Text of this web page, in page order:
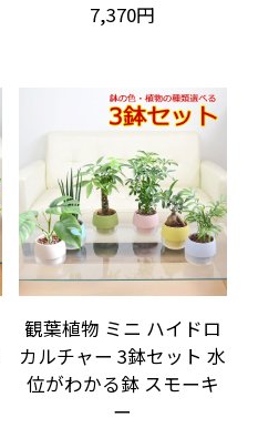
7,370円
観葉植物 ミニ ハイドロ
カルチャー 3鉢セット 水
位がわかる鉢 スモーキ
ー